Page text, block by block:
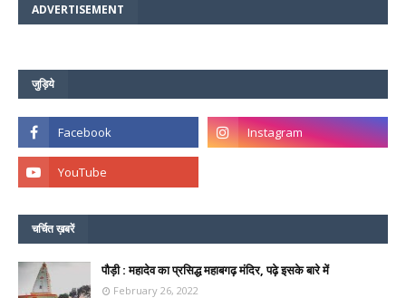
ADVERTISEMENT
जुड़िये
चर्चित ख़बरें
पौड़ी : महादेव का प्रसिद्ध महाबगढ़ मंदिर, पढ़े इसके बारे में
February 26, 2022